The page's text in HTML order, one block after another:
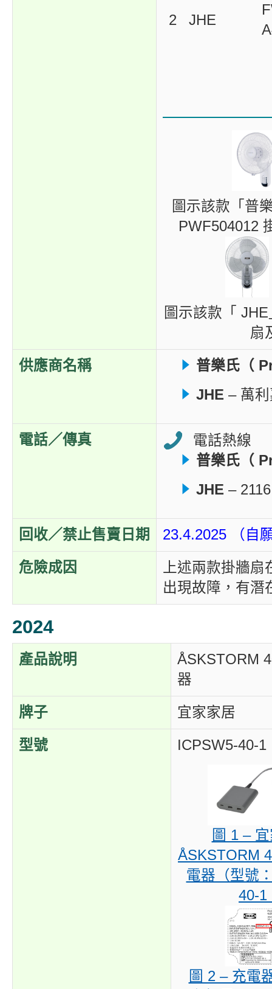
2 JHE
圖示該款「普
PWF504012
圖示該款「 JHE
扇
供應商名稱
普樂氏（
JHE – 萬
電話／傳真
電話熱線
普樂氏（
JHE –
回收／禁止售賣日期 23.4.2025 （自
危險成因
上述兩款掛牆
出現故障，有潛
2024
產品說明
ÅSKSTORM
器
牌子 宜家家居
型號 ICPSW5-40-1
圖 1 –
ÅSKSTORM
電器（型號
40-1
圖 2 – 充電